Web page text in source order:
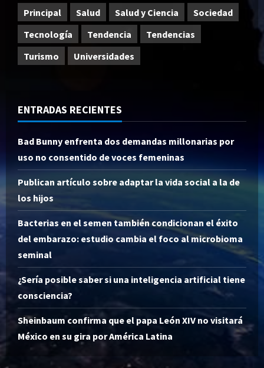
Principal
Salud Salud y Ciencia
Sociedad
Tecnología
Tendencia
Tendencias
Turismo
Universidades
ENTRADAS RECIENTES
Bad Bunny enfrenta dos demandas millonarias por
uso no consentido de voces femeninas
Publican artículo sobre adaptar la vida social a la de
los hijos
Bacterias en el semen también condicionan el éxito
del embarazo: estudio cambia el foco al microbioma
seminal
¿Sería posible saber si una inteligencia artificial tiene
consciencia?
Sheinbaum confirma que el papa León XIV no visitará
México en su gira por América Latina